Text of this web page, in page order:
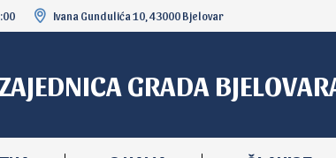
Ivana Gundulića 10, 43000 Bjelovar
GRADA